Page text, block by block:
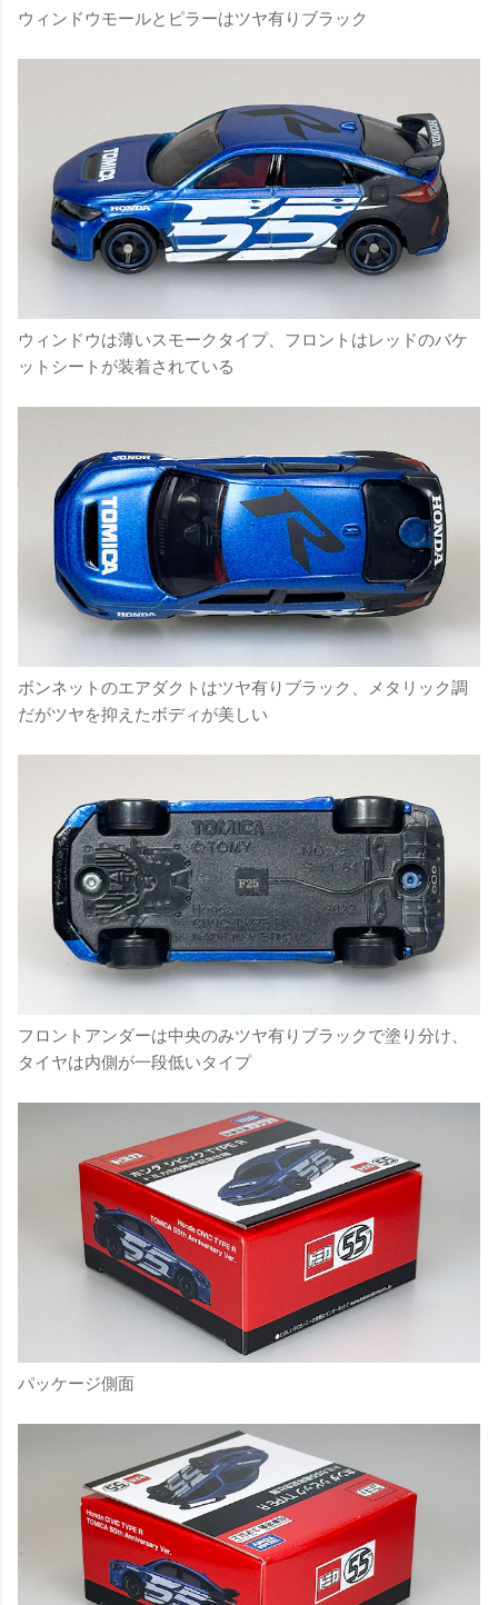
ウィンドウモールとピラーはツヤ有りブラック
ウィンドウは薄いスモークタイプ、フロントはレッドのバケ
ットシートが装着されている
ボンネットのエアダクトはツヤ有りブラック、メタリック調
だがツヤを抑えたボディが美しい
フロントアンダーは中央のみツヤ有りブラックで塗り分け、
タイヤは内側が一段低いタイプ
パッケージ側面